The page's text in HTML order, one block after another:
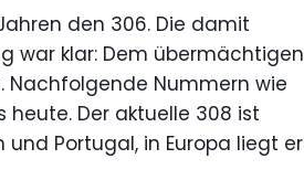
den 306. Die damit
war klar: Dem übermächtigen
Nachfolgende Nummern wie
Der aktuelle 308 ist
Portugal, in Europa liegt er